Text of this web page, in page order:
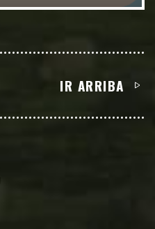
IR ARRIBA